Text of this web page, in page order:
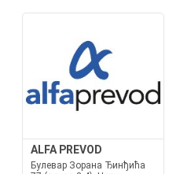
ALFA PREVOD
Булевар Зорана Ђинђића